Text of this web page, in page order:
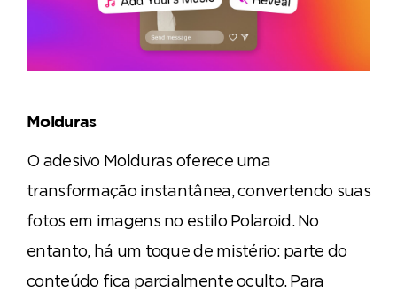
Molduras
O adesivo Molduras oferece uma
transformação instantânea, convertendo suas
fotos em imagens no estilo Polaroid. No
entanto, há um toque de mistério: parte do
conteúdo fica parcialmente oculto. Para